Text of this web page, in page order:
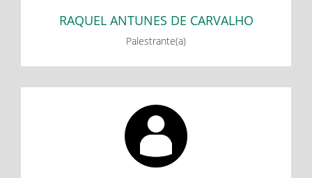
RAQUEL ANTUNES DE CARVALHO
Palestrante(a)
Rhayne Ingrid Alves Souza
Minicurso: Dispositivos de contagem do tempo: Algumas
histórias e experimentações - Parte 1
Minicurso: Dispositivos de contagem do tempo: Algumas
histórias e experimentações - Parte 2